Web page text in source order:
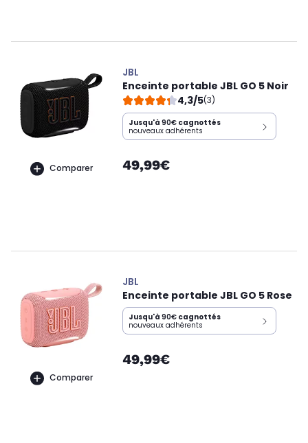
Comparer
JBL
Enceinte portable JBL GO 5 Noir
4,3/5(3)
Jusqu'à 90€ cagnottés
nouveaux adhérents
49,99€
Comparer
JBL
Enceinte portable JBL GO 5 Rose
Jusqu'à 90€ cagnottés
nouveaux adhérents
49,99€